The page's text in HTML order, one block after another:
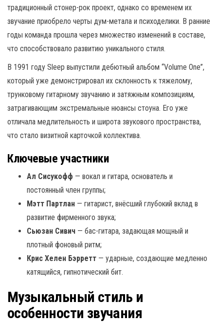
традиционный стонер-рок проект, однако со временем их
звучание приобрело черты дум-метала и психоделики. В ранние
годы команда прошла через множество изменений в составе,
что способствовало развитию уникального стиля.
В 1991 году Sleep выпустили дебютный альбом “Volume One”,
который уже демонстрировал их склонность к тяжелому,
трунковому гитарному звучанию и затяжным композициям,
затрагивающим экстремальные нюансы стоуна. Его уже
отличала медлительность и широта звукового пространства,
что стало визитной карточкой коллектива.
Ключевые участники
Ал Сисукофф — вокал и гитара, основатель и
постоянный член группы;
Мэтт Партлан — гитарист, внёсший глубокий вклад в
развитие фирменного звука;
Сьюзан Сивич — бас-гитара, задающая мощный и
плотный фоновый ритм;
Крис Хелен Бэрретт — ударные, создающие медленно
катящийся, гипнотический бит.
Музыкальный стиль и
особенности звучания